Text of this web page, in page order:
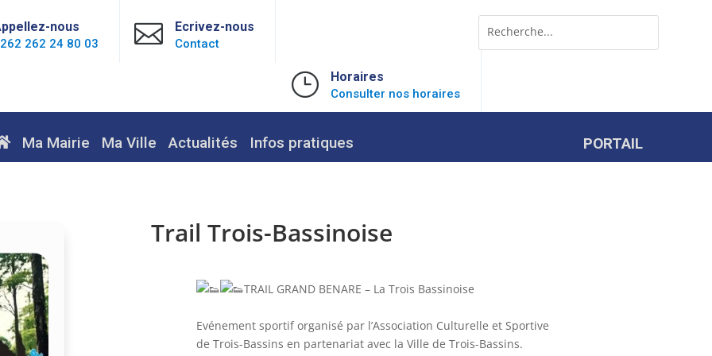
for...
nous
262 24 80 03  Ecrivez-nous
Contact
} Horaires
Consulter nos horaires
Ma Mairie Ma Ville Actualités Infos pratiques PORTAIL
Trail Trois-Bassinoise
TRAIL GRAND BENARE – La Trois Bassinoise
Evénement sportif organisé par l’Association Culturelle et Sportive
de Trois-Bassins en partenariat avec la Ville de Trois-Bassins.